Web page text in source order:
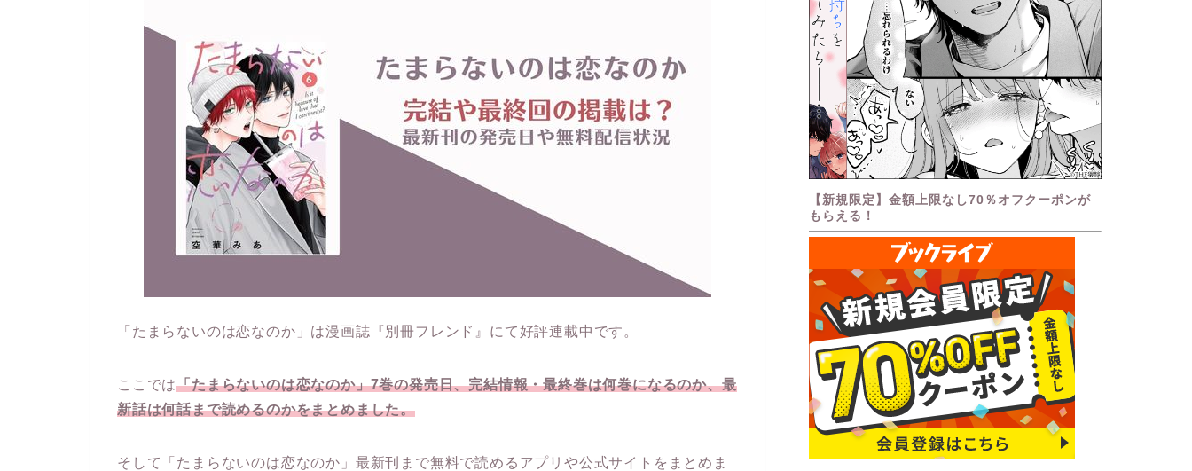
「たまらないのは恋なのか」は漫画誌『別冊フレンド』にて好評連載中です。
ここでは「たまらないのは恋なのか」7巻の発売日、完結情報・最終巻は何巻になるのか、最
新話は何話まで読めるのかをまとめました。
そして「たまらないのは恋なのか」最新刊まで無料で読めるアプリや公式サイトをまとめま
【新規限定】金額上限なし70％オフクーポンが
もらえる！